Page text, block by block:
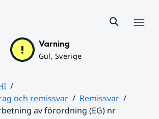
Varning
Gul, Sverige
och remissvar
Remissvar
av förordning (EG) nr